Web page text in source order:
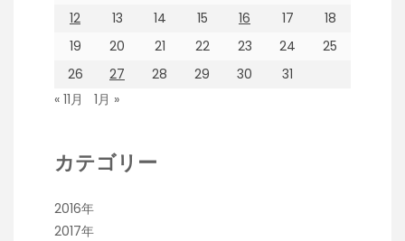
12
13 14 15 16 17
18
19
20 21 22 23 24
25
26
27 28 29 30
31
« 11月
1月 »
カテゴリー
2016年
2017年